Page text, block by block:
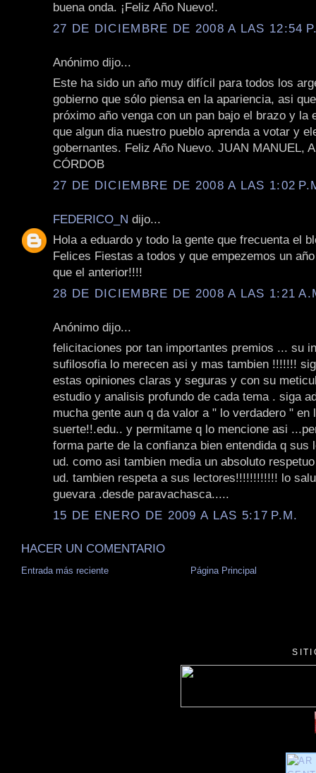
buena onda. ¡Feliz Año Nuevo!.
27 DE DICIEMBRE DE 2008 A LAS 12:54
Anónimo dijo...
Este ha sido un año muy difícil para todos los
gobierno que sólo piensa en la apariencia, asi
próximo año venga con un pan bajo el brazo y la
que algun dia nuestro pueblo aprenda a votar y
gobernantes. Feliz Año Nuevo. JUAN MANUEL,
CÓRDOB
27 DE DICIEMBRE DE 2008 A LAS 1:02
FEDERICO_N dijo...
Hola a eduardo y todo la gente que frecuenta el
Felices Fiestas a todos y que empezemos un
que el anterior!!!!
28 DE DICIEMBRE DE 2008 A LAS 1:21
Anónimo dijo...
felicitaciones por tan importantes premios ... su
sufilosofia lo merecen asi y mas tambien !!!!!!!
estas opiniones claras y seguras y con su
estudio y analisis profundo de cada tema . siga
mucha gente aun q da valor a " lo verdadero " en
suerte!!.edu.. y permitame q lo mencione asi
forma parte de la confianza bien entendida q sus
ud. como asi tambien media un absoluto
ud. tambien respeta a sus lectores!!!!!!!!!!!! lo
guevara .desde paravachasca.....
15 DE ENERO DE 2009 A LAS 5:17 P.M.
HACER UN COMENTARIO
Entrada más reciente Página Principal